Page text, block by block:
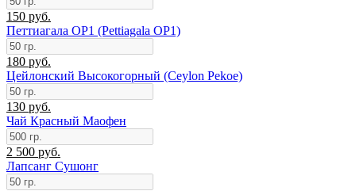
150 руб.
Петтиагала ОР1 (Pettiagala OP1)
180 руб.
Цейлонский Высокогорный (Ceylon Pekoe)
130 руб.
Чай Красный Маофен
2 500 руб.
Лапсанг Сушонг